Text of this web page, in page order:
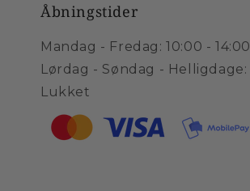
Åbningstider
Mandag - Fredag: 10:00 - 14:00
Lørdag - Søndag - Helligdage:
Lukket